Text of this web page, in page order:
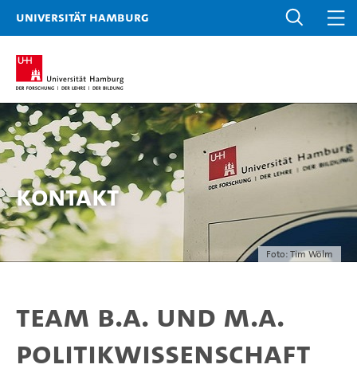
Universität Hamburg
Foto: Tim Wölm
Kontakt
Team B.A. und M.A.
Politikwissenschaft